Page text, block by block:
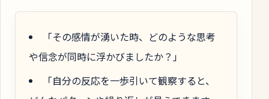
「その感情が湧いた時、どのような思考
や信念が同時に浮かびましたか？」
「自分の反応を一歩引いて観察すると、